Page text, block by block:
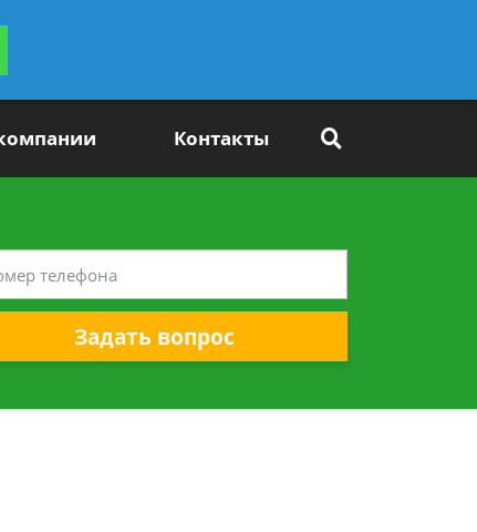
Контакты
Задать вопрос